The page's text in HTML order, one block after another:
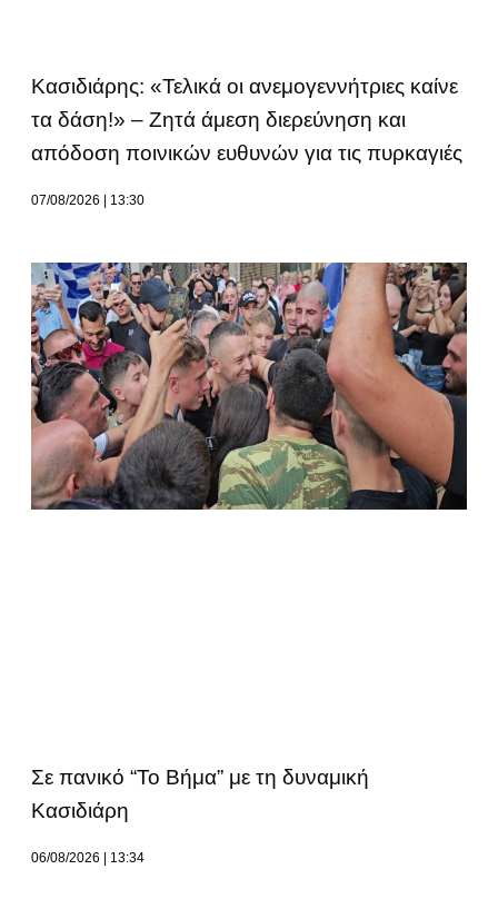
Κασιδιάρης: «Τελικά οι ανεμογεννήτριες καίνε
τα δάση!» – Ζητά άμεση διερεύνηση και
απόδοση ποινικών ευθυνών για τις πυρκαγιές
07/08/2026 13:30
Σε πανικό “Το Βήμα” με τη δυναμική
Κασιδιάρη
06/08/2026 13:34